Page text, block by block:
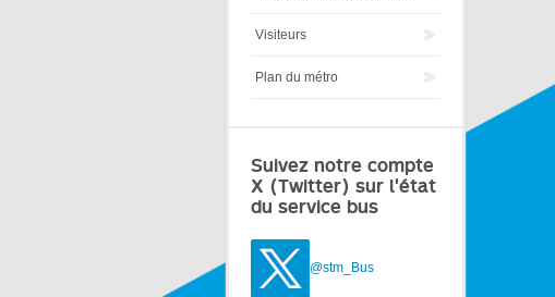
Visiteurs
Plan du métro
Suivez notre compte
X (Twitter) sur l'état
du service bus
@stm_Bus